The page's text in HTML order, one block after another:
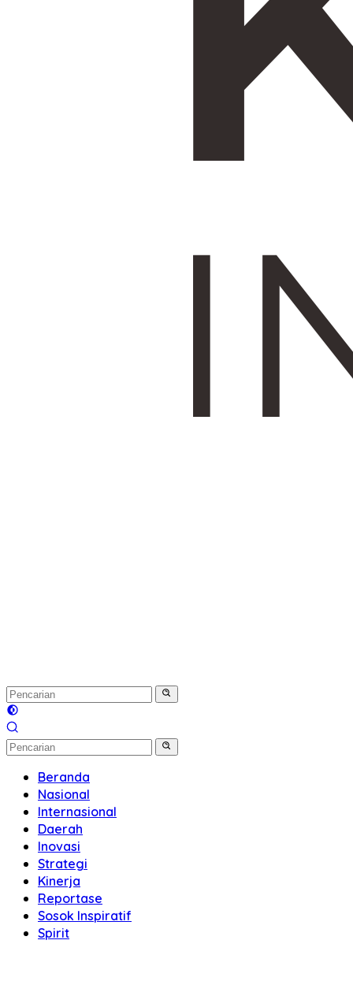
Beranda
Nasional
Internasional
Daerah
Inovasi
Strategi
Kinerja
Reportase
Sosok Inspiratif
Spirit